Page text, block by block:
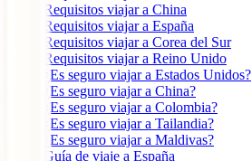
Requisitos viajar a China
Requisitos viajar a España
Requisitos viajar a Corea del Sur
Requisitos viajar a Reino Unido
¿Es seguro viajar a Estados Unidos?
¿Es seguro viajar a China?
¿Es seguro viajar a Colombia?
¿Es seguro viajar a Tailandia?
¿Es seguro viajar a Maldivas?
Guía de viaje a España